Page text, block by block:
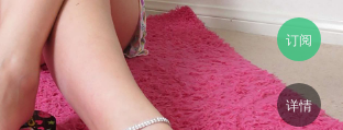
订阅
详情